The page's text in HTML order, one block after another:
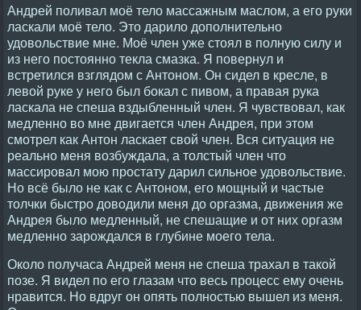
Андрей поливал моё тело массажным маслом, а его руки
ласкали моё тело. Это дарило дополнительно
удовольствие мне. Моё член уже стоял в полную силу и
из него постоянно текла смазка. Я повернул и
встретился взглядом с Антоном. Он сидел в кресле, в
левой руке у него был бокал с пивом, а правая рука
ласкала не спеша вздыбленный член. Я чувствовал, как
медленно во мне двигается член Андрея, при этом
смотрел как Антон ласкает свой член. Вся ситуация не
реально меня возбуждала, а толстый член что
массировал мою простату дарил сильное удовольствие.
Но всё было не как с Антоном, его мощный и частые
толчки быстро доводили меня до оргазма, движения же
Андрея было медленный, не спешащие и от них оргазм
медленно зарождался в глубине моего тела.
Около получаса Андрей меня не спеша трахал в такой
позе. Я видел по его глазам что весь процесс ему очень
нравится. Но вдруг он опять полностью вышел из меня.